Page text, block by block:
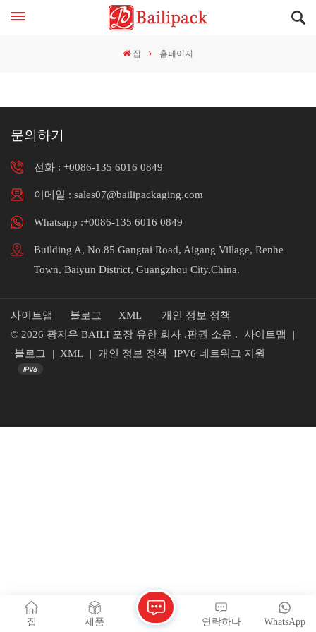
집 홈페이지
문의하기
전화 : +0086-135 6016 0849
이메일 : sales07@bailipackaging.com
Whatsapp :+0086-135 6016 0849
Building A, No.85 Gangtai Road, Aigang Village, Renhe
Town, Baiyun District, Guangzhou City,China.
사이트맵 블로그 XML
개인 정보 정책
© 2026 광저우 BAILI 포장 유한 회사 .판권 소유 .
사이트맵
|
블로그
| XML | 개인 정보 정책 IPV6 네트워크 지원
집 제품 WhatsApp
연락하다